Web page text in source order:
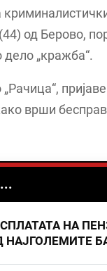
од Берово,
„кражба“.
врши
НА
НАЈГОЛЕМИТЕ